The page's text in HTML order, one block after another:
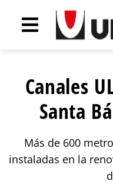
Canales
Santa
Más de 600
instaladas en la